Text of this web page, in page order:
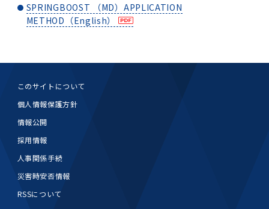
SPRINGBOOST （MD）APPLICATION
METHOD（English）
このサイトについて
個人情報保護方針
情報公開
採用情報
人事関係手続
災害時安否情報
RSSについて